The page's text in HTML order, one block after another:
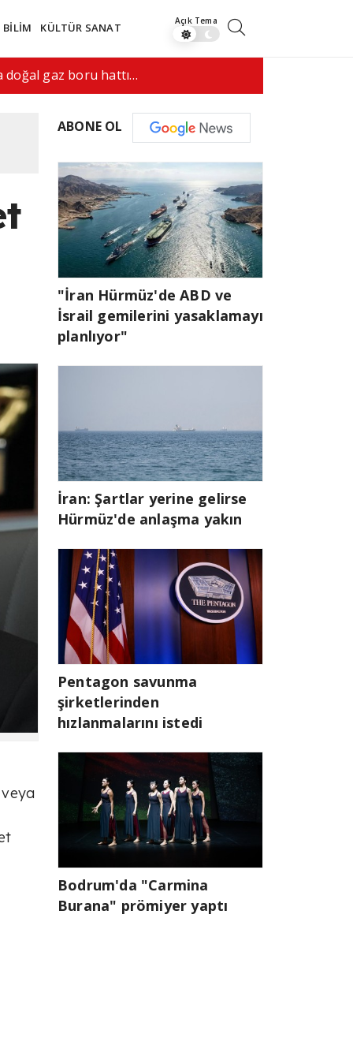
BİLİM KÜLTÜR SANAT
yapmak istiyor"
ABONE OL
"İran Hürmüz'de ABD ve
İsrail gemilerini yasaklamayı
planlıyor"
İran: Şartlar yerine gelirse
Hürmüz'de anlaşma yakın
Pentagon savunma
şirketlerinden
hızlanmalarını istedi
Bodrum'da "Carmina
Burana" prömiyer yaptı